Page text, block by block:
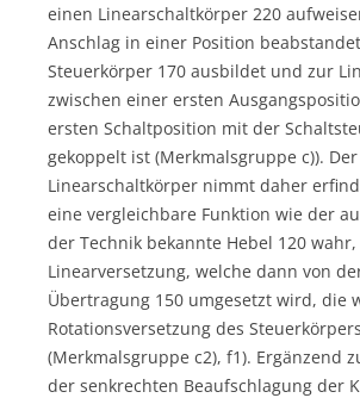
einen Linearschaltkörper 220
Anschlag in einer Position
Steuerkörper 170 ausbildet und zur
zwischen einer ersten
ersten Schaltposition mit der
gekoppelt ist (Merkmalsgruppe c)). Der
Linearschaltkörper nimmt daher
eine vergleichbare Funktion wie der
der Technik bekannte Hebel 120
Linearversetzung, welche dann von
Übertragung 150 umgesetzt wird, die
Rotationsversetzung des
(Merkmalsgruppe c2), f1). Ergänzend
der senkrechten Beaufschlagung der